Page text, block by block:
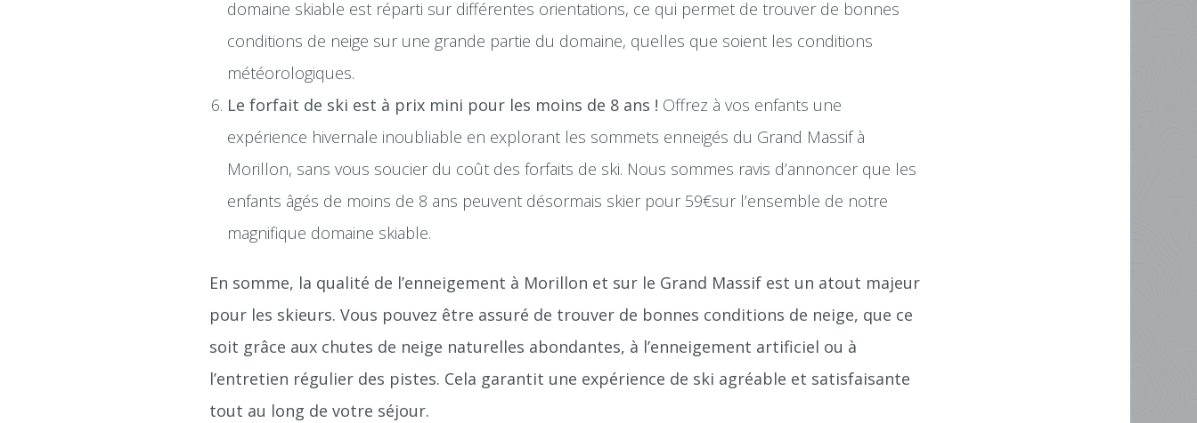
domaine skiable est réparti sur différentes orientations, ce qui permet de trouver de bonnes
conditions de neige sur une grande partie du domaine, quelles que soient les conditions
météorologiques.
Le forfait de ski est à prix mini pour les moins de 8 ans ! Offrez à vos enfants une
expérience hivernale inoubliable en explorant les sommets enneigés du Grand Massif à
Morillon, sans vous soucier du coût des forfaits de ski. Nous sommes ravis d’annoncer que les
enfants âgés de moins de 8 ans peuvent désormais skier pour 59€sur l’ensemble de notre
magnifique domaine skiable.
En somme, la qualité de l’enneigement à Morillon et sur le Grand Massif est un atout majeur
pour les skieurs. Vous pouvez être assuré de trouver de bonnes conditions de neige, que ce
soit grâce aux chutes de neige naturelles abondantes, à l’enneigement artificiel ou à
l’entretien régulier des pistes. Cela garantit une expérience de ski agréable et satisfaisante
tout au long de votre séjour.